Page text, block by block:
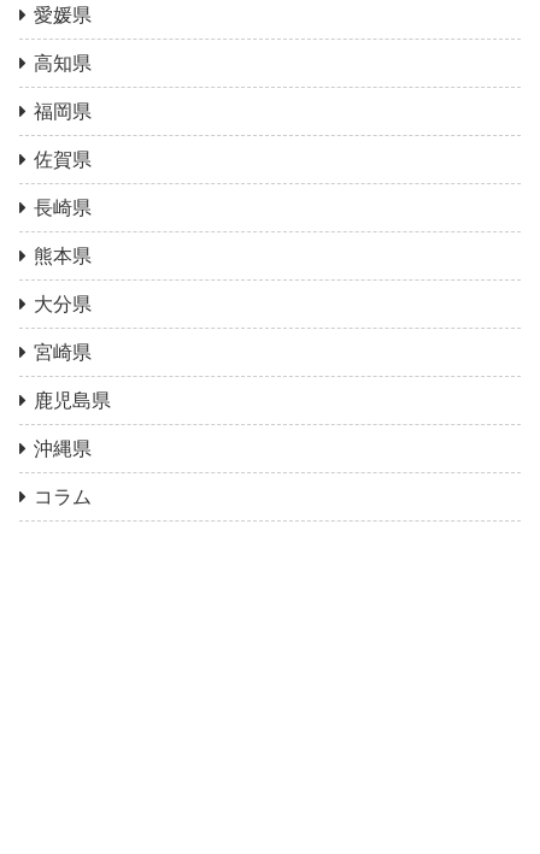
愛媛県
高知県
福岡県
佐賀県
長崎県
熊本県
大分県
宮崎県
鹿児島県
沖縄県
コラム